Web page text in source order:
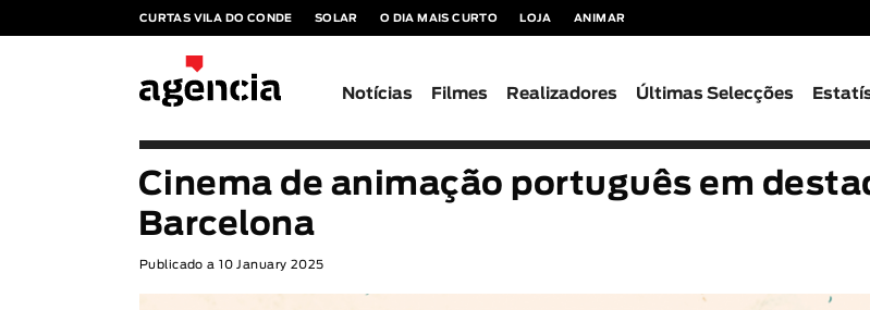
CURTAS VILA DO CONDE SOLAR O DIA MAIS CURTO LOJA ANIMAR
Notícias Filmes Realizadores Últimas Selecções
Cinema de animação português em
Barcelona
Publicado a 10 January 2025